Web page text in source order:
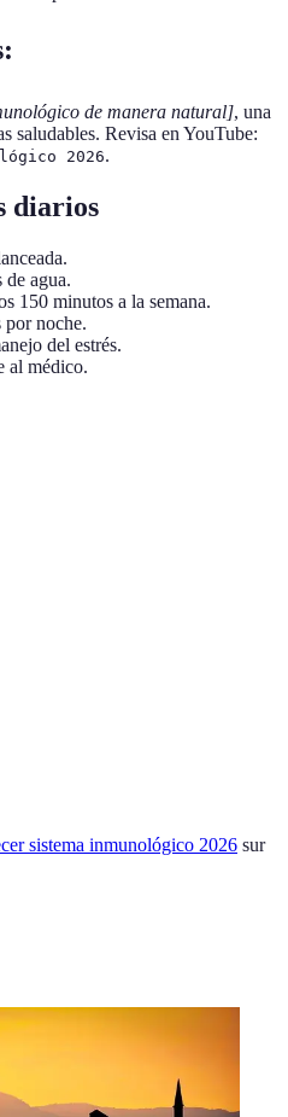
de manera natural], una
saludables. Revisa en YouTube:
2026.
diarios
agua.
150 minutos a la semana.
noche.
del estrés.
al médico.
sistema inmunológico 2026 sur